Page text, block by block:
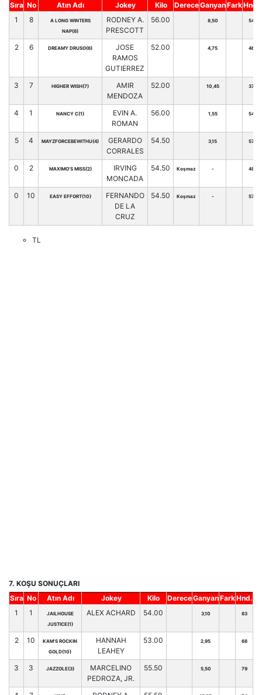
Sıra No Atın Adı Jokey Kilo DereceGanyanFarkHnd.
1
8
A LONG WINTERS
NAP(8)
RODNEY A.
PRESCOTT
56.00 8,50 54
2 6 DREAMY DRUSO(6)
JOSE
RAMOS
GUTIERREZ
52.00 4,75 46
3 7 HIGHER WISH(7)
AMIR
MENDOZA
52.00 10,45 37
4 1 NANCY C(1)
EVIN A.
ROMAN
56.00 1,55 54
5 4 MAYZFORCEBEWITHU(4)
GERARDO
CORRALES
54.50 3,15 57
0 2 MAXIMO'S MISS(2)
IRVING
MONCADA
54.50 Koşmaz - 48
0 10 EASY EFFORT(10)
FERNANDO
DE LA
CRUZ
54.50 Koşmaz - 57
TL
7. KOŞU SONUÇLARI
Sıra No Atın Adı Jokey Kilo DereceGanyanFarkHnd.
1
1
JAILHOUSE
JUSTICE(1)
ALEX ACHARD 54.00 3,10 83
2 10
KAM'S ROCKIN
GOLD(10)
HANNAH
LEAHEY
53.00 2,95 68
3 3 JAZZOLE(3)
MARCELINO
PEDROZA, JR.
55.50 5,50 79